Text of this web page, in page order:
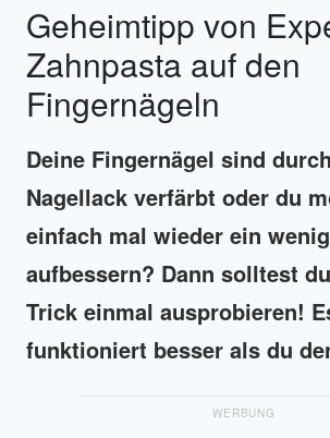
Geheimtipp von
Zahnpasta auf den
Fingernägeln
Deine Fingernägel sind
Nagellack verfärbt oder du
einfach mal wieder ein wenig
aufbessern? Dann solltest
Trick einmal ausprobieren!
funktioniert besser als du
WERBUNG